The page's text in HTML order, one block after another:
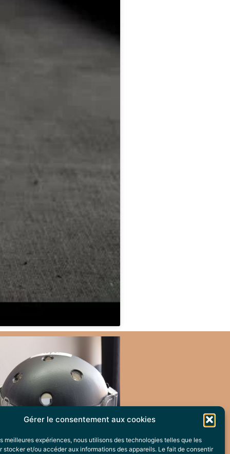
Gérer le consentement aux cookies
meilleures expériences, nous utilisons des technologies telles que les
stocker et/ou accéder aux informations des appareils. Le fait de consentir